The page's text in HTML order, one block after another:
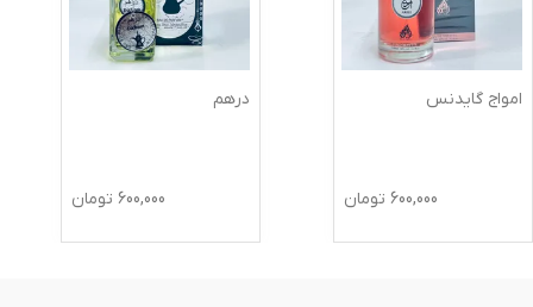
امواج گایدنس
600,000 تومان
درهم
600,000 تومان